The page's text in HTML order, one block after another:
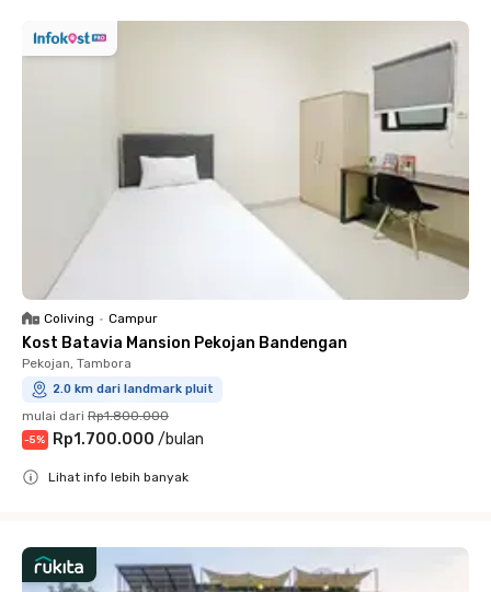
Coliving • Campur
Kost Batavia Mansion Pekojan Bandengan
Pekojan, Tambora
2.0 km dari landmark pluit
mulai dari Rp1.800.000
-5% Rp1.700.000 /bulan
Lihat info lebih banyak